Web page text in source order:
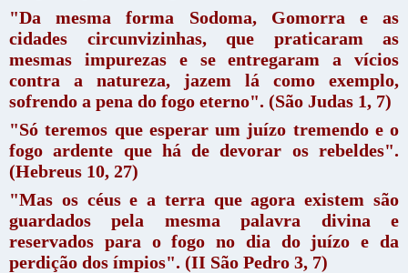
"Da mesma forma Sodoma, Gomorra e as
cidades circunvizinhas, que praticaram as
mesmas impurezas e se entregaram a vícios
contra a natureza, jazem lá como exemplo,
sofrendo a pena do fogo eterno". (São Judas 1, 7)
"Só teremos que esperar um juízo tremendo e o
fogo ardente que há de devorar os rebeldes".
(Hebreus 10, 27)
"Mas os céus e a terra que agora existem são
guardados pela mesma palavra divina e
reservados para o fogo no dia do juízo e da
perdição dos ímpios". (II São Pedro 3, 7)